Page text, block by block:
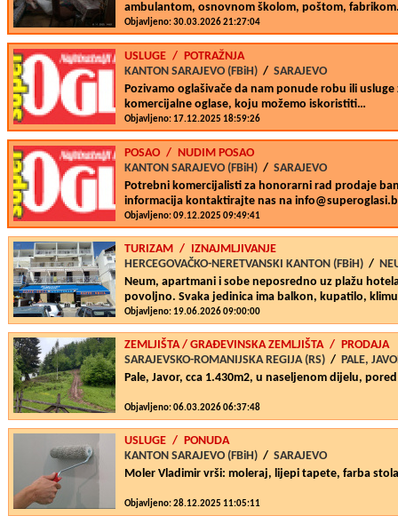
ambulantom, osnovnom školom, poštom,
Objavljeno: 30.03.2026 21:27:04
USLUGE / POTRAŽNJA
KANTON SARAJEVO (FBiH) / SARAJEVO
Pozivamo oglašivače da nam ponude robu ili
komercijalne oglase, koju možemo iskoristiti…
Objavljeno: 17.12.2025 18:59:26
POSAO / NUDIM POSAO
KANTON SARAJEVO (FBiH) / SARAJEVO
Potrebni komercijalisti za honorarni rad prodaje
informacija kontaktirajte nas na
Objavljeno: 09.12.2025 09:49:41
TURIZAM / IZNAJMLJIVANJE
HERCEGOVAČKO-NERETVANSKI KANTON (FBiH) /
Neum, apartmani i sobe neposredno uz plažu
povoljno. Svaka jedinica ima balkon, kupatilo,
Objavljeno: 19.06.2026 09:00:00
ZEMLJIŠTA/ GRAÐEVINSKA ZEMLJIŠTA / PRODAJA
SARAJEVSKO-ROMANIJSKA REGIJA (RS) / PALE,
Pale, Javor, cca 1.430m2, u naseljenom dijelu,
Objavljeno: 06.03.2026 06:37:48
USLUGE / PONUDA
KANTON SARAJEVO (FBiH) / SARAJEVO
Moler Vladimir vrši: moleraj, lijepi tapete, farba
Objavljeno: 28.12.2025 11:05:11